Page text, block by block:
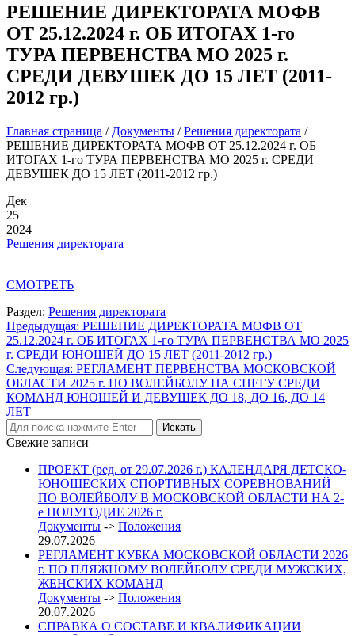
РЕШЕНИЕ ДИРЕКТОРАТА МОФВ
ОТ 25.12.2024 г. ОБ ИТОГАХ 1-го
ТУРА ПЕРВЕНСТВА МО 2025 г.
СРЕДИ ДЕВУШЕК ДО 15 ЛЕТ (2011-
2012 гр.)
Главная страница / Документы /Решения директората /
РЕШЕНИЕ ДИРЕКТОРАТА МОФВ ОТ 25.12.2024 г. ОБ
ИТОГАХ 1-го ТУРА ПЕРВЕНСТВА МО 2025 г. СРЕДИ
ДЕВУШЕК ДО 15 ЛЕТ (2011-2012 гр.)
Дек
25
2024
Решения директората
СМОТРЕТЬ
Раздел: Решения директората
Навигация
по
записям
Предыдущая: РЕШЕНИЕ ДИРЕКТОРАТА МОФВ ОТ
25.12.2024 г. ОБ ИТОГАХ 1-го ТУРА ПЕРВЕНСТВА МО 2025
г. СРЕДИ ЮНОШЕЙ ДО 15 ЛЕТ (2011-2012 гр.)
Следующая: РЕГЛАМЕНТ ПЕРВЕНСТВА МОСКОВСКОЙ
ОБЛАСТИ 2025 г. ПО ВОЛЕЙБОЛУ НА СНЕГУ СРЕДИ
КОМАНД ЮНОШЕЙ И ДЕВУШЕК ДО 18, ДО 16, ДО 14
ЛЕТ
Свежие записи
ПРОЕКТ (ред. от 29.07.2026 г.) КАЛЕНДАРЯ ДЕТСКО-
ЮНОШЕСКИХ СПОРТИВНЫХ СОРЕВНОВАНИЙ
ПО ВОЛЕЙБОЛУ В МОСКОВСКОЙ ОБЛАСТИ НА 2-
е ПОЛУГОДИЕ 2026 г.
Документы -> Положения
29.07.2026
РЕГЛАМЕНТ КУБКА МОСКОВСКОЙ ОБЛАСТИ 2026
г. ПО ПЛЯЖНОМУ ВОЛЕЙБОЛУ СРЕДИ МУЖСКИХ,
ЖЕНСКИХ КОМАНД
Документы -> Положения
20.07.2026
СПРАВКА О СОСТАВЕ И КВАЛИФИКАЦИИ